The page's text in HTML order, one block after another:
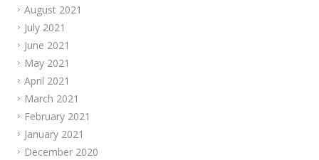
August 2021
July 2021
June 2021
May 2021
April 2021
March 2021
February 2021
January 2021
December 2020